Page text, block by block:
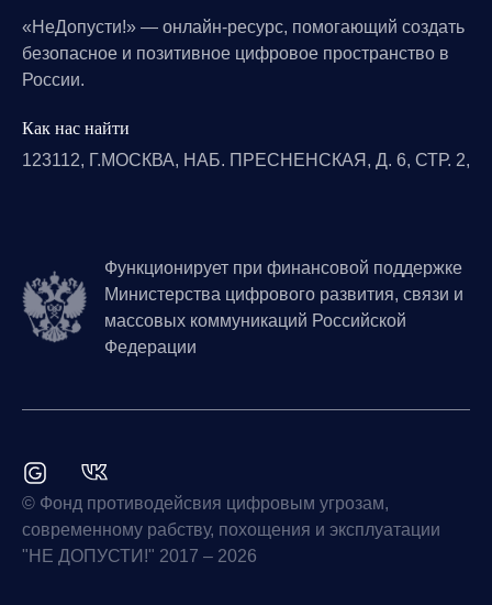
«НеДопусти!» — онлайн-ресурс, помогающий создать
безопасное и позитивное цифровое пространство в
России.
Как нас найти
123112, Г.МОСКВА, НАБ. ПРЕСНЕНСКАЯ, Д. 6, СТР. 2,
Функционирует при финансовой поддержке
Министерства цифрового развития, связи и
массовых коммуникаций Российской
Федерации
© Фонд противодейсвия цифровым угрозам,
современному рабству, похощения и эксплуатации
"НЕ ДОПУСТИ!" 2017 – 2026